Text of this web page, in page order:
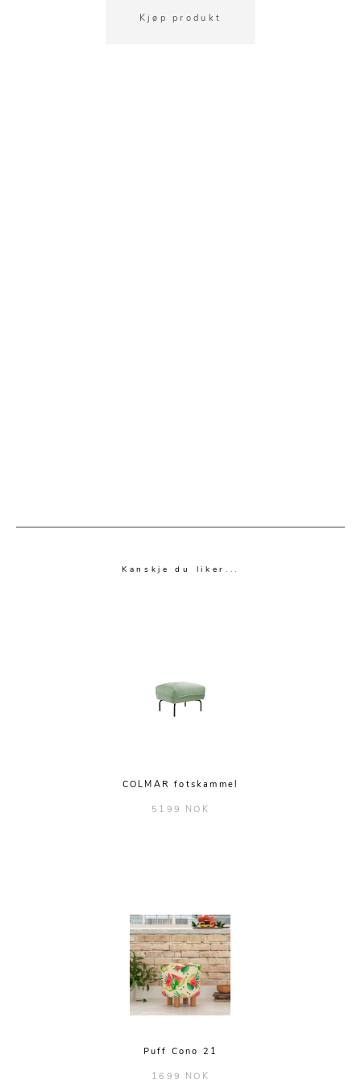
Kjøp produkt
Kanskje du liker...
COLMAR fotskammel
5199 NOK
Puff Cono 21
1699 NOK